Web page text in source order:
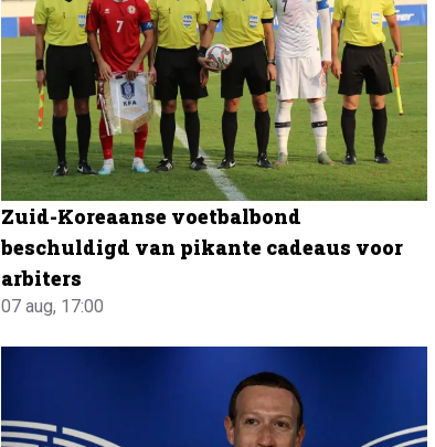
Zuid-Koreaanse voetbalbond
beschuldigd van pikante cadeaus voor
arbiters
07 aug, 17:00